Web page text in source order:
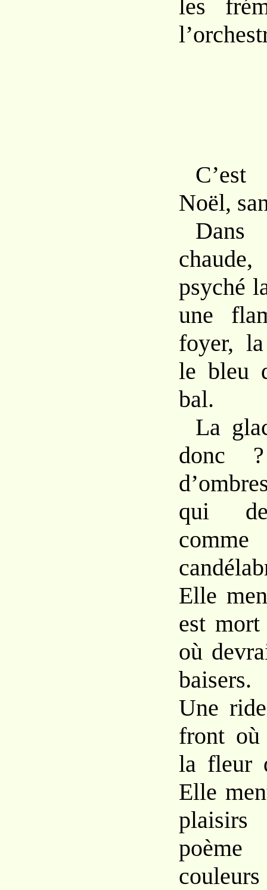
les
Noël,
psyché
une
foyer,
le bleu
bal.
La
donc
qui
Elle
est
où
Une
front
la fleur
Elle